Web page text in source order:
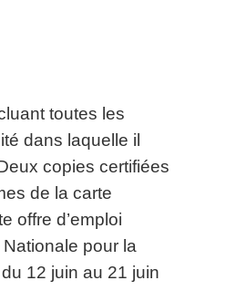
toutes les
dans laquelle il
copies certifiées
de la carte
offre d’emploi
pour la
12 juin au 21 juin